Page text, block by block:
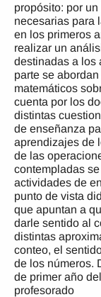
propósito: por
necesarias para
en los primeros
realizar un
destinadas a los
parte se
matemáticos
cuenta por los
distintas
de enseñanza
aprendizajes de
de las
contempladas
actividades de
punto de vista
que apuntan a
darle sentido al
distintas
conteo, el
de los números.
de primer año
profesorado